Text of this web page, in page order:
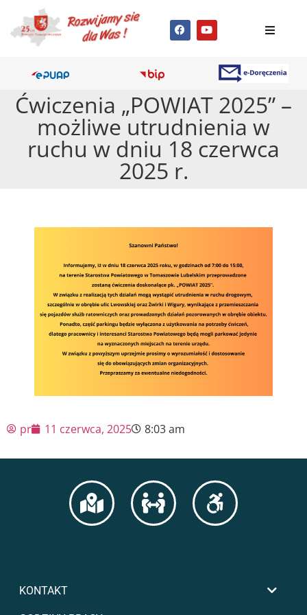
Ćwiczenia „POWIAT 2025” –
możliwe utrudnienia w
ruchu w dniu 18 czerwca
2025 r.
pr 11 czerwca, 2025 8:03 am
KONTAKT